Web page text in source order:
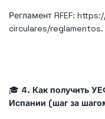
Регламент RFEF:
circulares/reglamentos.
🎓 4. Как получить
Испании (шаг за